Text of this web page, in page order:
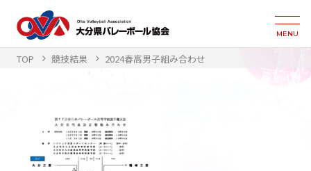
MENU
TOP 競技結果 2024春高男子組み合わせ